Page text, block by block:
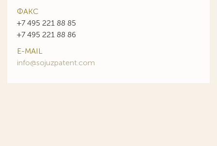
ФАКС
+7 495 221 88 85
+7 495 221 88 86
E-MAIL
info@sojuzpatent.com